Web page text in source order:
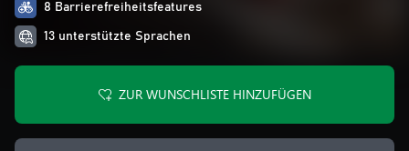
8 Barrierefreiheitsfeatures
13 unterstützte Sprachen
ZUR WUNSCHLISTE HINZUFÜGEN